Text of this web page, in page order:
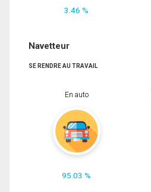
3.46 %
Navetteur
SE RENDRE AU TRAVAIL
En auto
95.03 %